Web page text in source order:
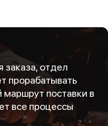
отдел
прорабатывать
поставки в
все процессы